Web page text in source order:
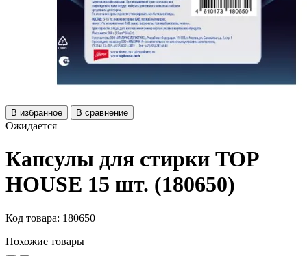
В избранное В сравнение
Ожидается
Капсулы для стирки TOP
HOUSE 15 шт. (180650)
Код товара: 180650
Похожие товары